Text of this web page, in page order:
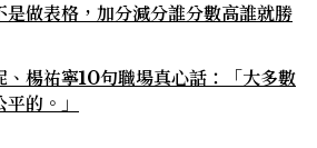
是做表格，加分減分誰分數高誰就勝
、楊祐寧10句職場真心話：「大多數
的。」